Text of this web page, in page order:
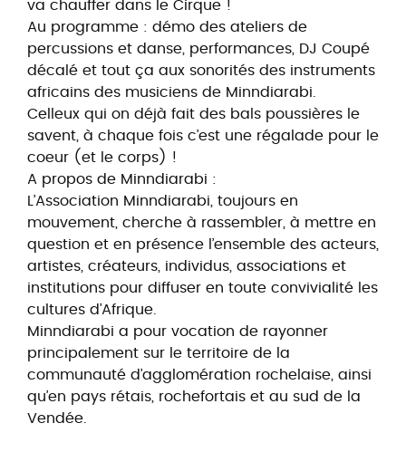
va chauffer dans le Cirque !
Au programme : démo des ateliers de
percussions et danse, performances, DJ Coupé
décalé et tout ça aux sonorités des instruments
africains des musiciens de Minndiarabi.
Celleux qui on déjà fait des bals poussières le
savent, à chaque fois c’est une régalade pour le
coeur (et le corps) !
A propos de Minndiarabi :
L’Association Minndiarabi, toujours en
mouvement, cherche à rassembler, à mettre en
question et en présence l’ensemble des acteurs,
artistes, créateurs, individus, associations et
institutions pour diffuser en toute convivialité les
cultures d’Afrique.
Minndiarabi a pour vocation de rayonner
principalement sur le territoire de la
communauté d’agglomération rochelaise, ainsi
qu’en pays rétais, rochefortais et au sud de la
Vendée.